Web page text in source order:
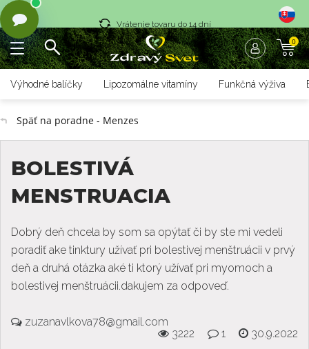
Rýchle dodanie <36 hod 0
Výhodné balíčky Lipozomálne vitamíny Funkčná výživa
Späť na poradne - Menzes
BOLESTIVÁ
MENSTRUACIA
Dobrý deň chcela by som sa opýtať či by ste mi vedeli
poradiť ake tinktury užívať pri bolestivej menštruácii v prvý
deň a druhá otázka aké ti ktorý užívať pri myomoch a
bolestivej menštruácii.dakujem za odpoveď.
zuzanavlkova78@gmail.com
3222
1 30.9.2022